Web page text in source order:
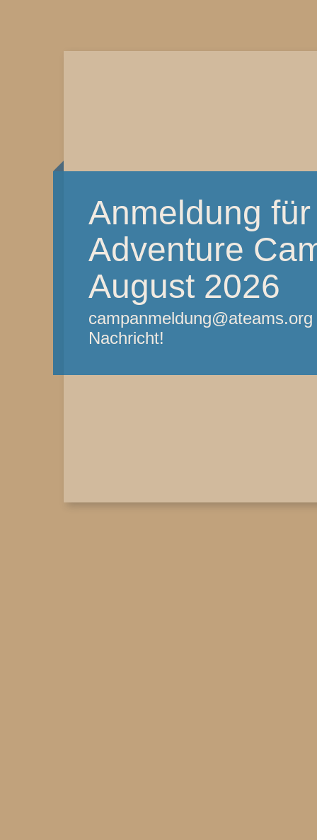
Anmeldung
Adventure
August 2026
Nachricht!